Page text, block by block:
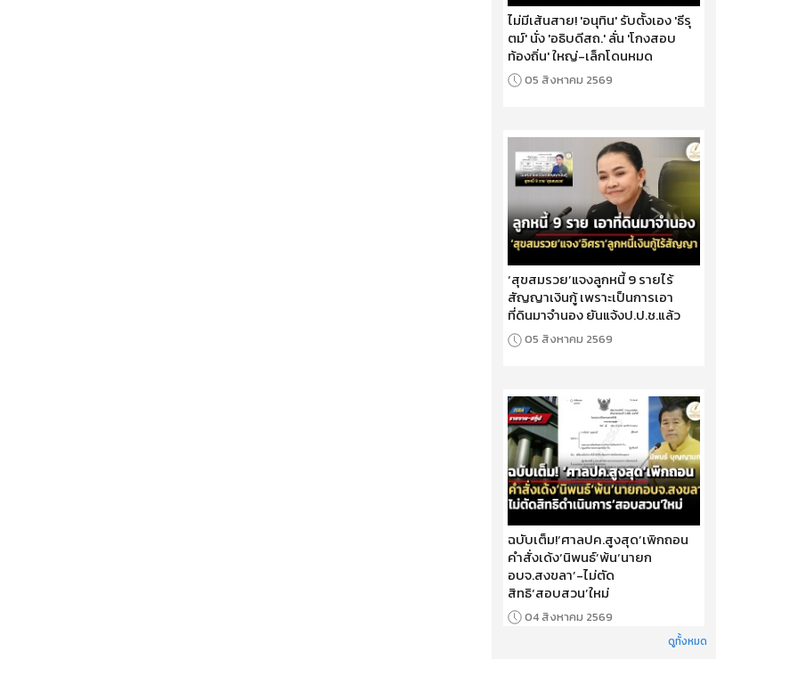
ไม่มีเส้นสาย! 'อนุทิน' รับตั้งเอง 'ธีรุ
ตม์' นั่ง 'อธิบดีสถ.' ลั่น 'โกงสอบ
ท้องถิ่น' ใหญ่-เล็กโดนหมด
05 สิงหาคม 2569
‘สุขสมรวย’แจงลูกหนี้ 9 รายไร้
สัญญาเงินกู้ เพราะเป็นการเอา
ที่ดินมาจำนอง ยันแจ้งป.ป.ช.แล้ว
05 สิงหาคม 2569
ฉบับเต็ม!‘ศาลปค.สูงสุด’เพิกถอน
คำสั่งเด้ง‘นิพนธ์’พ้น‘นายก
อบจ.สงขลา’-ไม่ตัด
สิทธิ‘สอบสวน’ใหม่
04 สิงหาคม 2569
ดูทั้งหมด